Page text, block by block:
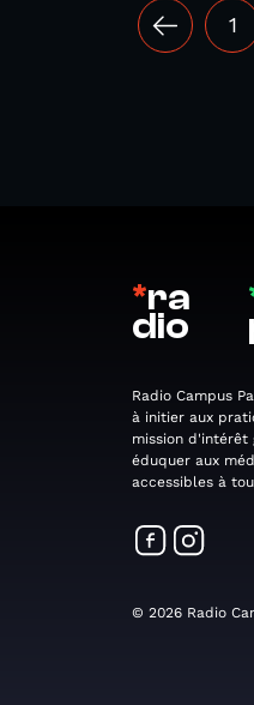
1
*ra
dio
Radio Campus
à initier aux
mission d'intérêt
éduquer aux
accessibles à
© 2026 Radio